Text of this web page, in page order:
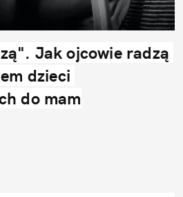
Jak ojcowie radzą
dzieci
do mam